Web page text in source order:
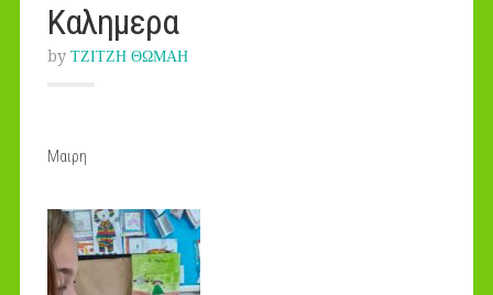
Καλημερα
by ΤΖΙΤΖΗ ΘΩΜΑΗ
Μαιρη